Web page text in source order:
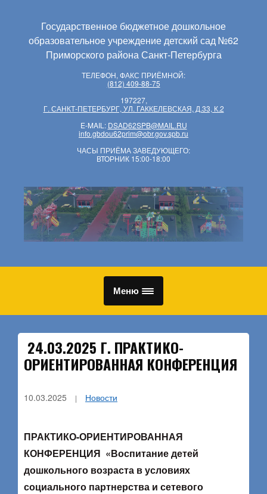
Государственное бюджетное дошкольное
образовательное учреждение детский сад №62
Приморского района Санкт-Петербурга
ТЕЛЕФОН, ФАКС ПРИЁМНОЙ:
(812) 409-88-75
197227,
Г. САНКТ-ПЕТЕРБУРГ, УЛ. ГАККЕЛЕВСКАЯ, Д.33, К.2
E-MAIL: DSAD62SPB@MAIL.RU
info.gbdou62prim@obr.gov.spb.ru
ЧАСЫ ПРИЁМА ЗАВЕДУЮЩЕГО:
ВТОРНИК 15:00-18:00
Меню
24.03.2025 Г. ПРАКТИКО-
ОРИЕНТИРОВАННАЯ КОНФЕРЕНЦИЯ
10.03.2025 Новости
ПРАКТИКО-ОРИЕНТИРОВАННАЯ
КОНФЕРЕНЦИЯ «Воспитание детей
дошкольного возраста в условиях
социального партнерства и сетевого